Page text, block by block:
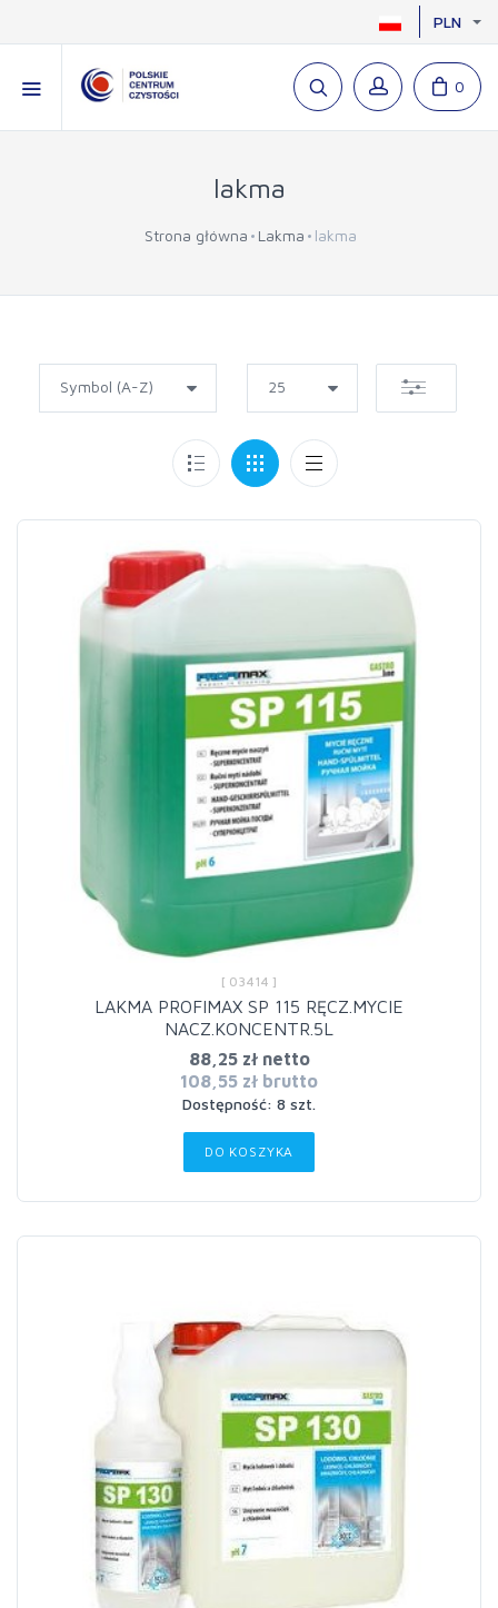
PLN
0
lakma
Strona główna Lakma lakma
[ 03414 ]
LAKMA PROFIMAX SP 115 RĘCZ.MYCIE
NACZ.KONCENTR.5L
88,25 zł netto
108,55 zł brutto
Dostępność: 8 szt.
DO KOSZYKA